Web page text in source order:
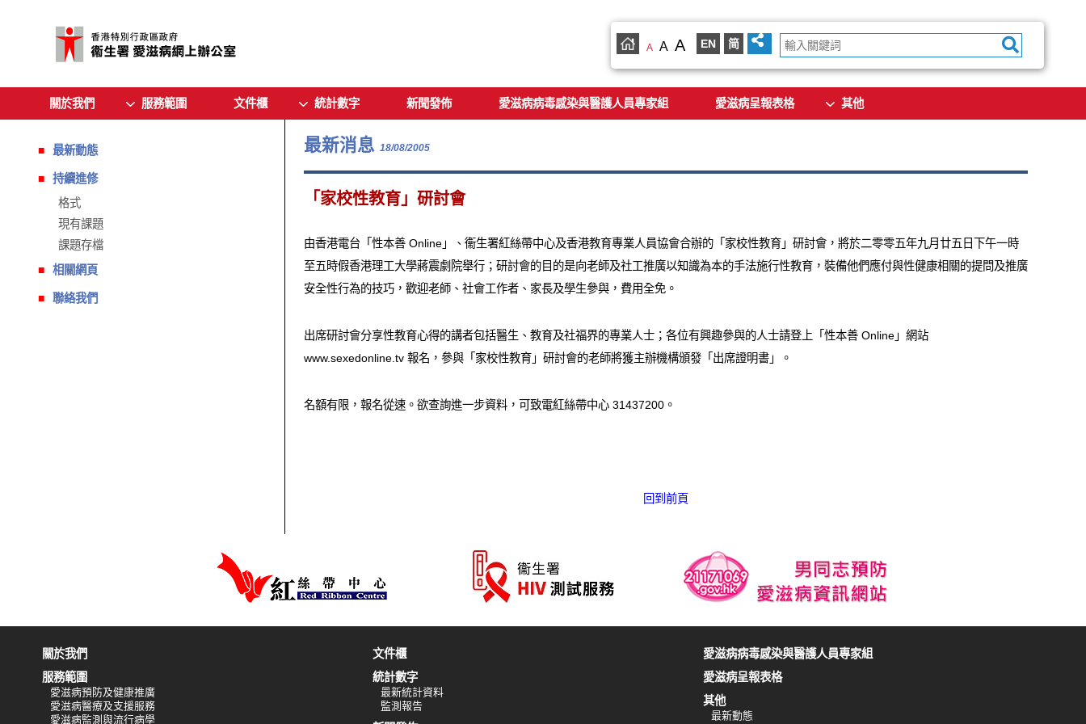
A A A EN 简
關於我們 服務範圍 文件櫃 統計數字 新聞發佈 愛滋病病毒感染與醫護人員專家組 愛滋病呈報表格 其他
最新動態
持續進修
格式
現有課題
課題存檔
相關網頁
聯絡我們
最新消息 18/08/2005
「家校性教育」研討會
由香港電台「性本善 Online」、衞生署紅絲帶中心及香港教育專業人員協會合辦的「家校性教育」研討會，將於二零零五年九月廿五日下午一時
至五時假香港理工大學蔣震劇院舉行；研討會的目的是向老師及社工推廣以知識為本的手法施行性教育，裝備他們應付與性健康相關的提問及推廣
安全性行為的技巧，歡迎老師、社會工作者、家長及學生參與，費用全免。
出席研討會分享性教育心得的講者包括醫生、教育及社福界的專業人士；各位有興趣參與的人士請登上「性本善 Online」網站
www.sexedonline.tv 報名，參與「家校性教育」研討會的老師將獲主辦機構頒發「出席證明書」。
名額有限，報名從速。欲查詢進一步資料，可致電紅絲帶中心 31437200。
回到前頁
關於我們
服務範圍
愛滋病預防及健康推廣
愛滋病醫療及支援服務
愛滋病監測與流行病學
文件櫃
統計數字
最新統計資料
監測報告
愛滋病病毒感染與醫護人員專家組
愛滋病呈報表格
其他
最新動態